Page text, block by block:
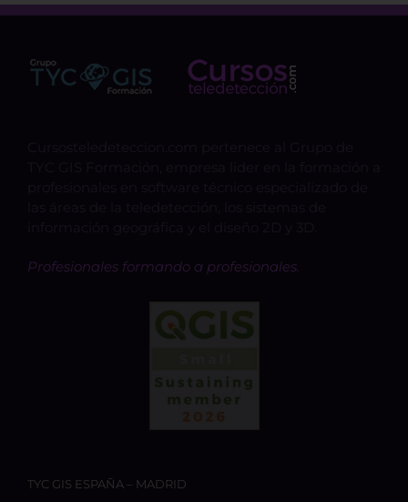
Profesionales formando a profesionales.
TYC GIS ESPAÑA – MADRID